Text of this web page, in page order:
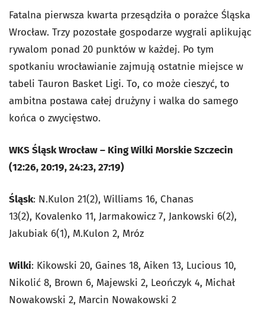
Fatalna pierwsza kwarta przesądziła o porażce Śląska
Wrocław. Trzy pozostałe gospodarze wygrali aplikując
rywalom ponad 20 punktów w każdej. Po tym
spotkaniu wrocławianie zajmują ostatnie miejsce w
tabeli Tauron Basket Ligi. To, co może cieszyć, to
ambitna postawa całej drużyny i walka do samego
końca o zwycięstwo.
WKS Śląsk Wrocław – King Wilki Morskie Szczecin
(12:26, 20:19, 24:23, 27:19)
Śląsk: N.Kulon 21(2), Williams 16, Chanas
13(2), Kovalenko 11, Jarmakowicz 7, Jankowski 6(2),
Jakubiak 6(1), M.Kulon 2, Mróz
Wilki: Kikowski 20, Gaines 18, Aiken 13, Lucious 10,
Nikolić 8, Brown 6, Majewski 2, Leończyk 4, Michał
Nowakowski 2, Marcin Nowakowski 2